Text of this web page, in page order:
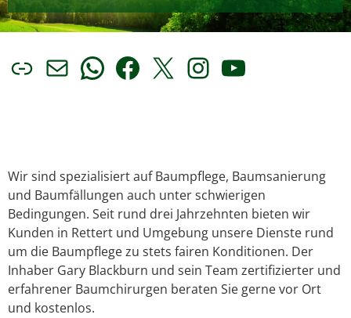
LinkE-Mail
WhatsApp
Facebook
X Instagram
YouTube
Wir sind spezialisiert auf Baumpflege, Baumsanierung
und Baumfällungen auch unter schwierigen
Bedingungen. Seit rund drei Jahrzehnten bieten wir
Kunden in Rettert und Umgebung unsere Dienste rund
um die Baumpflege zu stets fairen Konditionen. Der
Inhaber Gary Blackburn und sein Team zertifizierter und
erfahrener Baumchirurgen beraten Sie gerne vor Ort
und kostenlos.